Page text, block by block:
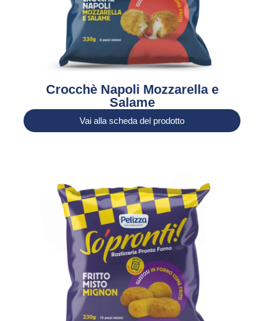
Crocchè Napoli Mozzarella e
Salame
Vai alla scheda del prodotto